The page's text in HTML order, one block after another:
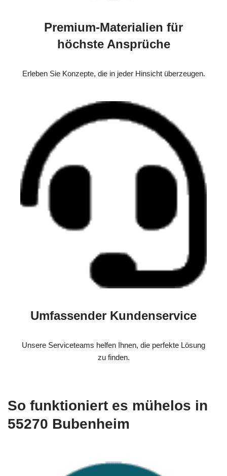
Premium-Materialien für
höchste Ansprüche
Erleben Sie Konzepte, die in jeder Hinsicht überzeugen.
Umfassender Kundenservice
Unsere Serviceteams helfen Ihnen, die perfekte Lösung
zu finden.
So funktioniert es mühelos in
55270 Bubenheim